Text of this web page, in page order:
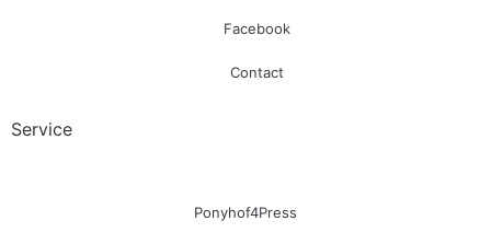
Facebook
Contact
Service
Ponyhof4Press